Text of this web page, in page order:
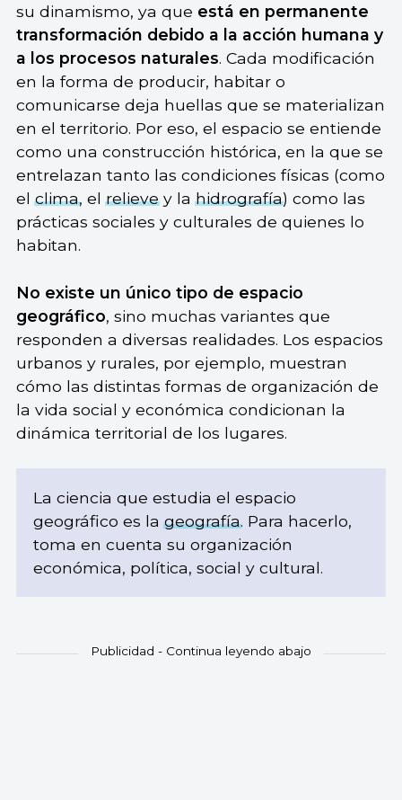
su dinamismo, ya que está en permanente
transformación debido a la acción humana y
a los procesos naturales. Cada modificación
en la forma de producir, habitar o
comunicarse deja huellas que se materializan
en el territorio. Por eso, el espacio se entiende
como una construcción histórica, en la que se
entrelazan tanto las condiciones físicas (como
elclima, elrelievey lahidrografía) como las
prácticas sociales y culturales de quienes lo
habitan.
No existe un único tipo de espacio
geográfico, sino muchas variantes que
responden a diversas realidades. Los espacios
urbanos y rurales, por ejemplo, muestran
cómo las distintas formas de organización de
la vida social y económica condicionan la
dinámica territorial de los lugares.
La ciencia que estudia el espacio
geográfico es lageografía. Para hacerlo,
toma en cuenta su organización
económica, política, social y cultural.